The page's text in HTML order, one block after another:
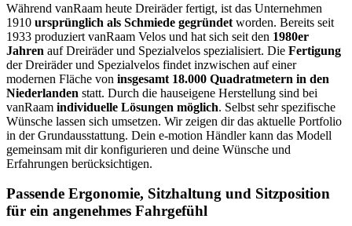
Während vanRaam heute Dreiräder fertigt, ist das Unternehmen
1910 ursprünglich als Schmiede gegründet worden. Bereits seit
1933 produziert vanRaam Velos und hat sich seit den 1980er
Jahren auf Dreiräder und Spezialvelos spezialisiert. Die Fertigung
der Dreiräder und Spezialvelos findet inzwischen auf einer
modernen Fläche von insgesamt 18.000 Quadratmetern in den
Niederlanden statt. Durch die hauseigene Herstellung sind bei
vanRaam individuelle Lösungen möglich. Selbst sehr spezifische
Wünsche lassen sich umsetzen. Wir zeigen dir das aktuelle Portfolio
in der Grundausstattung. Dein e-motion Händler kann das Modell
gemeinsam mit dir konfigurieren und deine Wünsche und
Erfahrungen berücksichtigen.
Passende Ergonomie, Sitzhaltung und Sitzposition
für ein angenehmes Fahrgefühl